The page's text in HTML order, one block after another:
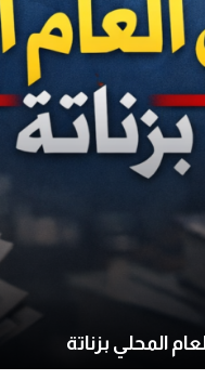
المحلي بزناتة